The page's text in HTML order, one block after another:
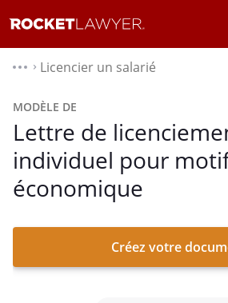
⌃ Licencier un salarié
MODÈLE DE
Lettre de
individuel pour
économique
Créez votre